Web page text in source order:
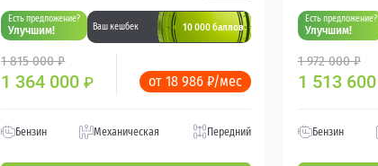
Есть предложение?
Улучшим! Ваш кешбек 10 000 баллов
1 815 000 ₽
1 364 000₽ от 18 986 ₽/мес
Бензин Механическая Передний
Есть предложение?
Улучшим!
1 972 000 ₽
1 513 600
Бензин